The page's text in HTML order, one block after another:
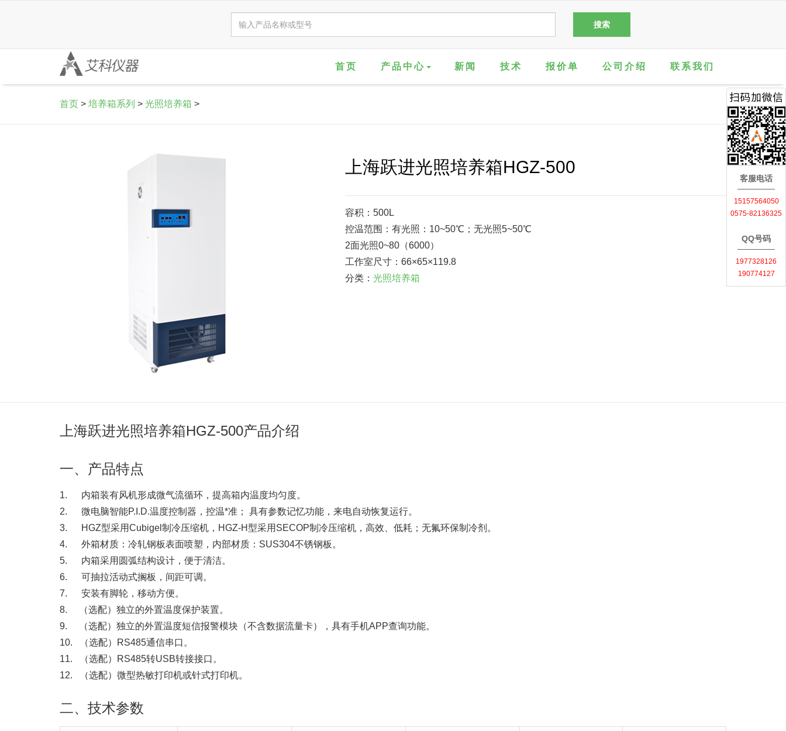
首页 产品中心 新闻 技术 报价单 公司介绍 联系我们
首页 > 培养箱系列 > 光照培养箱 >
上海跃进光照培养箱HGZ-500
容积：500L
控温范围：有光照：10~50℃；无光照5~50℃
2面光照0~80（6000）
工作室尺寸：66×65×119.8
分类： 光照培养箱
上海跃进光照培养箱HGZ-500产品介绍
一、产品特点
1. 内箱装有风机形成微气流循环，提高箱内温度均匀度。
2. 微电脑智能P.I.D.温度控制器，控温*准； 具有参数记忆功能，来电自动恢复运行。
3. HGZ型采用Cubigel制冷压缩机，HGZ-H型采用SECOP制冷压缩机，高效、低耗；无氟环保制冷剂。
4. 外箱材质：冷轧钢板表面喷塑，内部材质：SUS304不锈钢板。
5. 内箱采用圆弧结构设计，便于清洁。
6. 可抽拉活动式搁板，间距可调。
7. 安装有脚轮，移动方便。
8. （选配）独立的外置温度保护装置。
9. （选配）独立的外置温度短信报警模块（不含数据流量卡），具有手机APP查询功能。
10. （选配）RS485通信串口。
11. （选配）RS485转USB转接接口。
12. （选配）微型热敏打印机或针式打印机。
二、技术参数
客服电话
15157564050
0575-82136325
QQ号码
1977328126
190774127